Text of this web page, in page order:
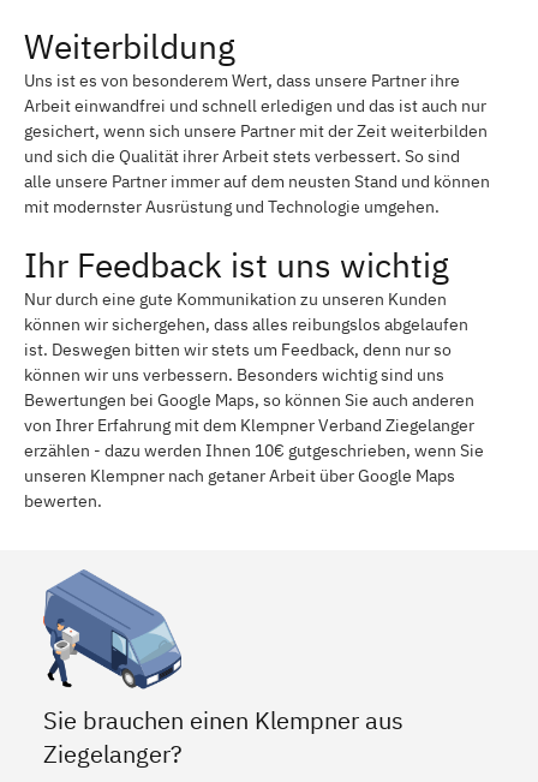
Weiterbildung
Uns ist es von besonderem Wert, dass unsere Partner ihre
Arbeit einwandfrei und schnell erledigen und das ist auch nur
gesichert, wenn sich unsere Partner mit der Zeit weiterbilden
und sich die Qualität ihrer Arbeit stets verbessert. So sind
alle unsere Partner immer auf dem neusten Stand und können
mit modernster Ausrüstung und Technologie umgehen.
Ihr Feedback ist uns wichtig
Nur durch eine gute Kommunikation zu unseren Kunden
können wir sichergehen, dass alles reibungslos abgelaufen
ist. Deswegen bitten wir stets um Feedback, denn nur so
können wir uns verbessern. Besonders wichtig sind uns
Bewertungen bei Google Maps, so können Sie auch anderen
von Ihrer Erfahrung mit dem Klempner Verband Ziegelanger
erzählen - dazu werden Ihnen 10€ gutgeschrieben, wenn Sie
unseren Klempner nach getaner Arbeit über Google Maps
bewerten.
Sie brauchen einen Klempner aus
Ziegelanger?